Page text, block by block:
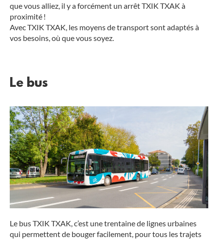
que vous alliez, il y a forcément un arrêt TXIK TXAK à
proximité !
Avec TXIK TXAK, les moyens de transport sont adaptés à
vos besoins, où que vous soyez.
Le bus
Le bus TXIK TXAK, c’est une trentaine de lignes urbaines
qui permettent de bouger facilement, pour tous les trajets